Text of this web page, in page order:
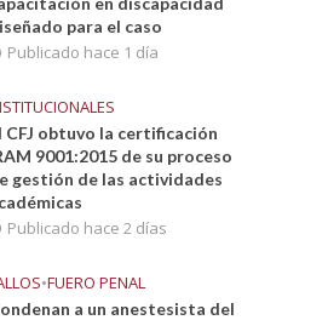
para el caso
Publicado hace 1 día
CFJ obtuvo la certificación
9001:2015 de su proceso
gestión de las actividades
Publicado hace 2 días
•FUERO PENAL
a un anestesista del